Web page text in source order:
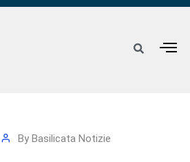
By Basilicata Notizie